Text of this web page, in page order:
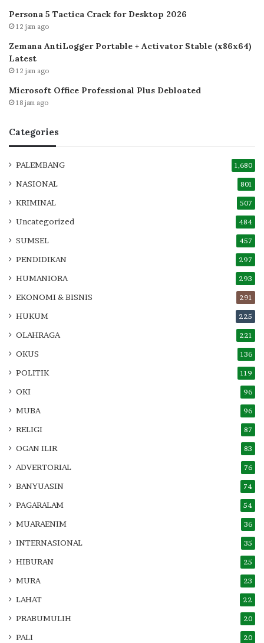
Persona 5 Tactica Crack for Desktop 2026
12 jam ago
Zemana AntiLogger Portable + Activator Stable (x86x64)
Latest
12 jam ago
Microsoft Office Professional Plus Debloated
18 jam ago
Categories
PALEMBANG 1,680
NASIONAL 801
KRIMINAL 507
Uncategorized 484
SUMSEL 457
PENDIDIKAN 297
HUMANIORA 293
EKONOMI & BISNIS 291
HUKUM 225
OLAHRAGA 221
OKUS 136
POLITIK 119
OKI 96
MUBA 96
RELIGI 87
OGAN ILIR 83
ADVERTORIAL 76
BANYUASIN 74
PAGARALAM 54
MUARAENIM 36
INTERNASIONAL 35
HIBURAN 25
MURA 23
LAHAT 22
PRABUMULIH 20
PALI 20